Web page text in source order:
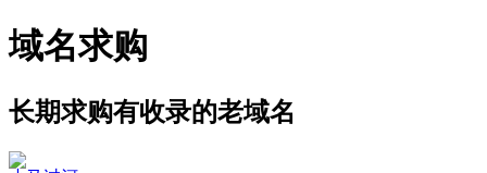
域名求购
长期求购有收录的老域名